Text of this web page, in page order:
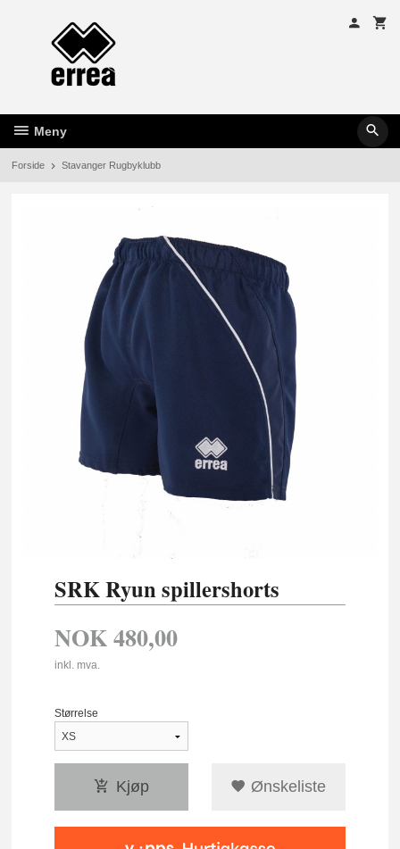
Meny
Forside Stavanger Rugbyklubb
SRK Ryun spillershorts
NOK480,00
inkl. mva.
Størrelse
Kjøp Ønskeliste